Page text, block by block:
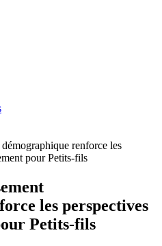
renforce les
pour Petits-fils
les perspectives
Petits-fils